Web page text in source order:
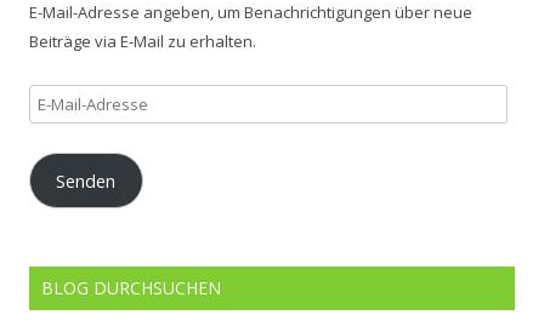
E-Mail-Adresse angeben, um Benachrichtigungen über neue
Beiträge via E-Mail zu erhalten.
E-
Mail-
Adresse
Senden
BLOG DURCHSUCHEN